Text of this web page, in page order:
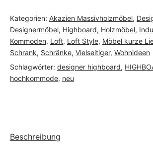
Kategorien: Akazien Massivholzmöbel,
Designermöbel, Highboard, Holzmöbel,
Kommoden, Loft, Loft Style, Möbel kurze
Schrank, Schränke, Vielseitiger, Wohnideen
Schlagwörter: designer highboard,
hochkommode, neu
Beschreibung